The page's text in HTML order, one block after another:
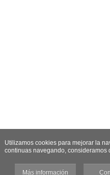
Utilizamos cookies para mejorar la
continuas navegando, consideramos
Más información